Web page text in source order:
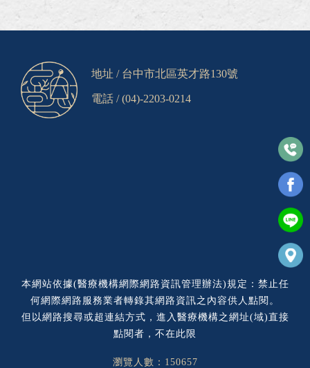
地址 / 台中市北區英才路130號
電話 /(04)-2203-0214
本網站依據(醫療機構網際網路資訊管理辦法)規定：禁止任
何網際網路服務業者轉錄其網路資訊之內容供人點閱。
但以網路搜尋或超連結方式，進入醫療機構之網址(域)直接
點閱者，不在此限
瀏覽人數：150657